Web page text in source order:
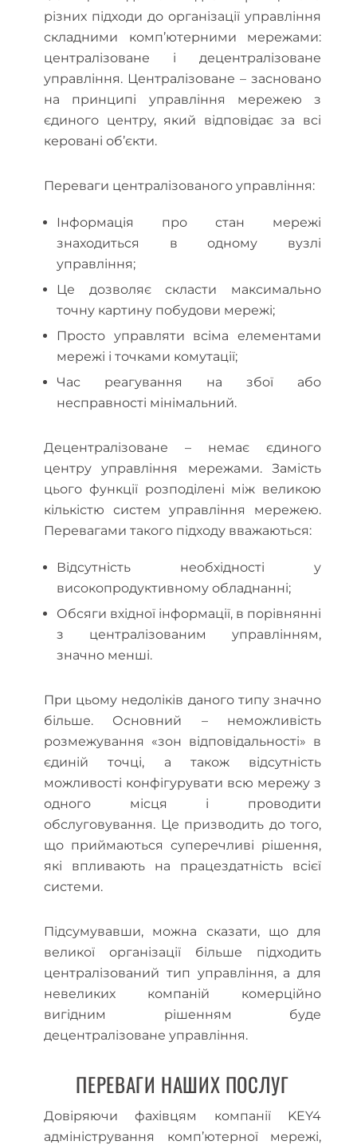
різних підходи до організації управління
складними комп’ютерними мережами:
централізоване і децентралізоване
управління. Централізоване – засновано
на принципі управління мережею з
єдиного центру, який відповідає за всі
керовані об’єкти.
Переваги централізованого управління:
Інформація про стан мережі
знаходиться в одному вузлі
управління;
Це дозволяє скласти максимально
точну картину побудови мережі;
Просто управляти всіма елементами
мережі і точками комутації;
Час реагування на збої або
несправності мінімальний.
Децентралізоване – немає єдиного
центру управління мережами. Замість
цього функції розподілені між великою
кількістю систем управління мережею.
Перевагами такого підходу вважаються:
Відсутність необхідності у
високопродуктивному обладнанні;
Обсяги вхідної інформації, в порівнянні
з централізованим управлінням,
значно менші.
При цьому недоліків даного типу значно
більше. Основний – неможливість
розмежування «зон відповідальності» в
єдиній точці, а також відсутність
можливості конфігурувати всю мережу з
одного місця і проводити
обслуговування. Це призводить до того,
що приймаються суперечливі рішення,
які впливають на працездатність всієї
системи.
Підсумувавши, можна сказати, що для
великої організації більше підходить
централізований тип управління, а для
невеликих компаній комерційно
вигідним рішенням буде
децентралізоване управління.
ПЕРЕВАГИ НАШИХ ПОСЛУГ
Довіряючи фахівцям компанії KEY4
адміністрування комп’ютерної мережі,